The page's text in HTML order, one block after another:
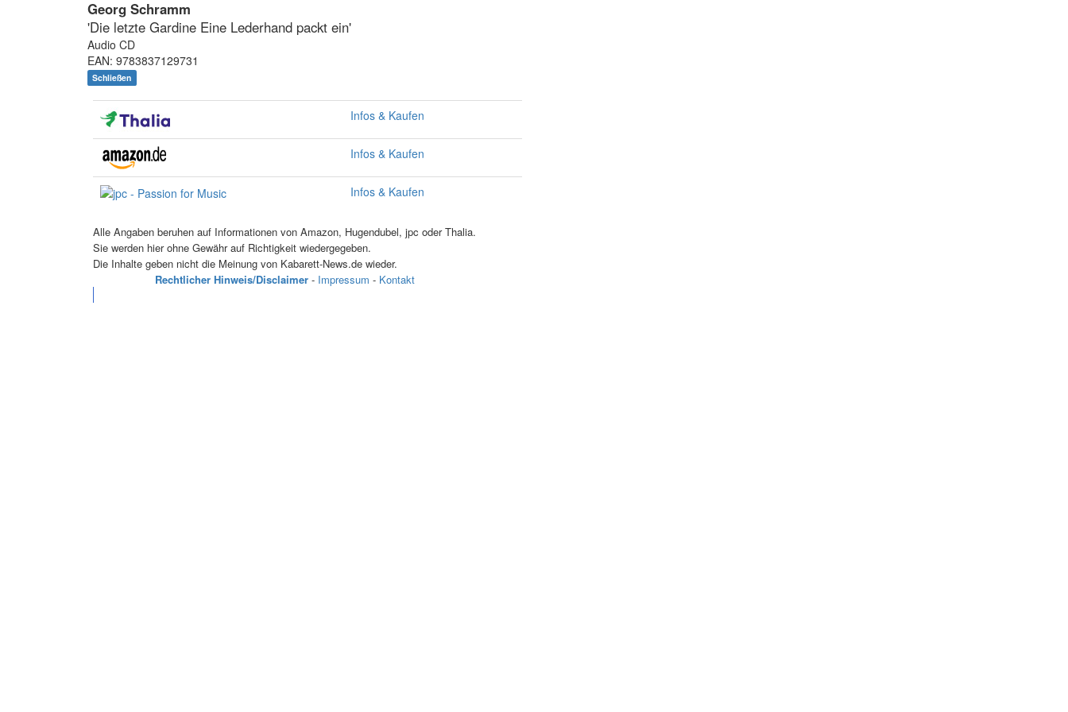
Georg Schramm
'Die letzte Gardine Eine Lederhand packt ein'
Audio CD
EAN: 9783837129731
Schließen
Infos & Kaufen
Infos & Kaufen
Infos & Kaufen
Alle Angaben beruhen auf Informationen von Amazon, Hugendubel, jpc oder Thalia.
Sie werden hier ohne Gewähr auf Richtigkeit wiedergegeben.
Die Inhalte geben nicht die Meinung von Kabarett-News.de wieder.
Rechtlicher Hinweis/Disclaimer- Impressum - Kontakt